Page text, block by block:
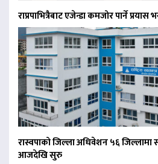
राप्रपाभित्रैबाट एजेन्डा कमजोर पार्ने
रास्वपाको जिल्ला अधिवेशन ५६ जिल्लामा
आजदेखि सुरु